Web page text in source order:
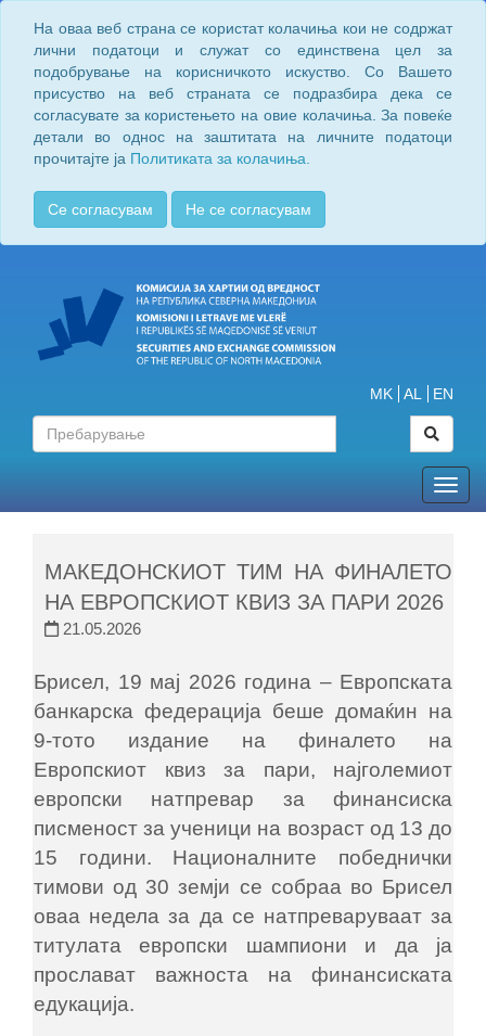
На оваа веб страна се користат колачиња кои не содржат
лични податоци и служат со единствена цел за
подобрување на корисничкото искуство. Со Вашето
присуство на веб страната се подразбира дека се
согласувате за користењето на овие колачиња. За повеќе
детали во однос на заштитата на личните податоци
прочитајте ја Политиката за колачиња.
Се согласувам Не се согласувам
MK AL EN
МАКЕДОНСКИОТ ТИМ НА ФИНАЛЕТО
НА ЕВРОПСКИОТ КВИЗ ЗА ПАРИ 2026
21.05.2026
Брисел, 19 мај 2026 година – Европската
банкарска федерација беше домаќин на
9-тото издание на финалето на
Европскиот квиз за пари, најголемиот
европски натпревар за финансиска
писменост за ученици на возраст од 13 до
15 години. Националните победнички
тимови од 30 земји се собраа во Брисел
оваа недела за да се натпреваруваат за
титулата европски шампиони и да ја
прослават важноста на финансиската
едукација.